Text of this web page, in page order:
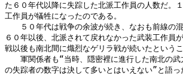
た６０年代以降に失踪した北派工作員の人数だ。
工作員が犠牲になったのである。
５０年代は戦争の余波が続き、なおも前線の
６０年以後、北派されて戻れなかった武装工作員
戦以後も南北間に熾烈なゲリラ戦が続いたというこ
軍関係者も“当時、隠密裡に進行した南北の武
の失踪者の数字は決して多いとはいえない”と語っ